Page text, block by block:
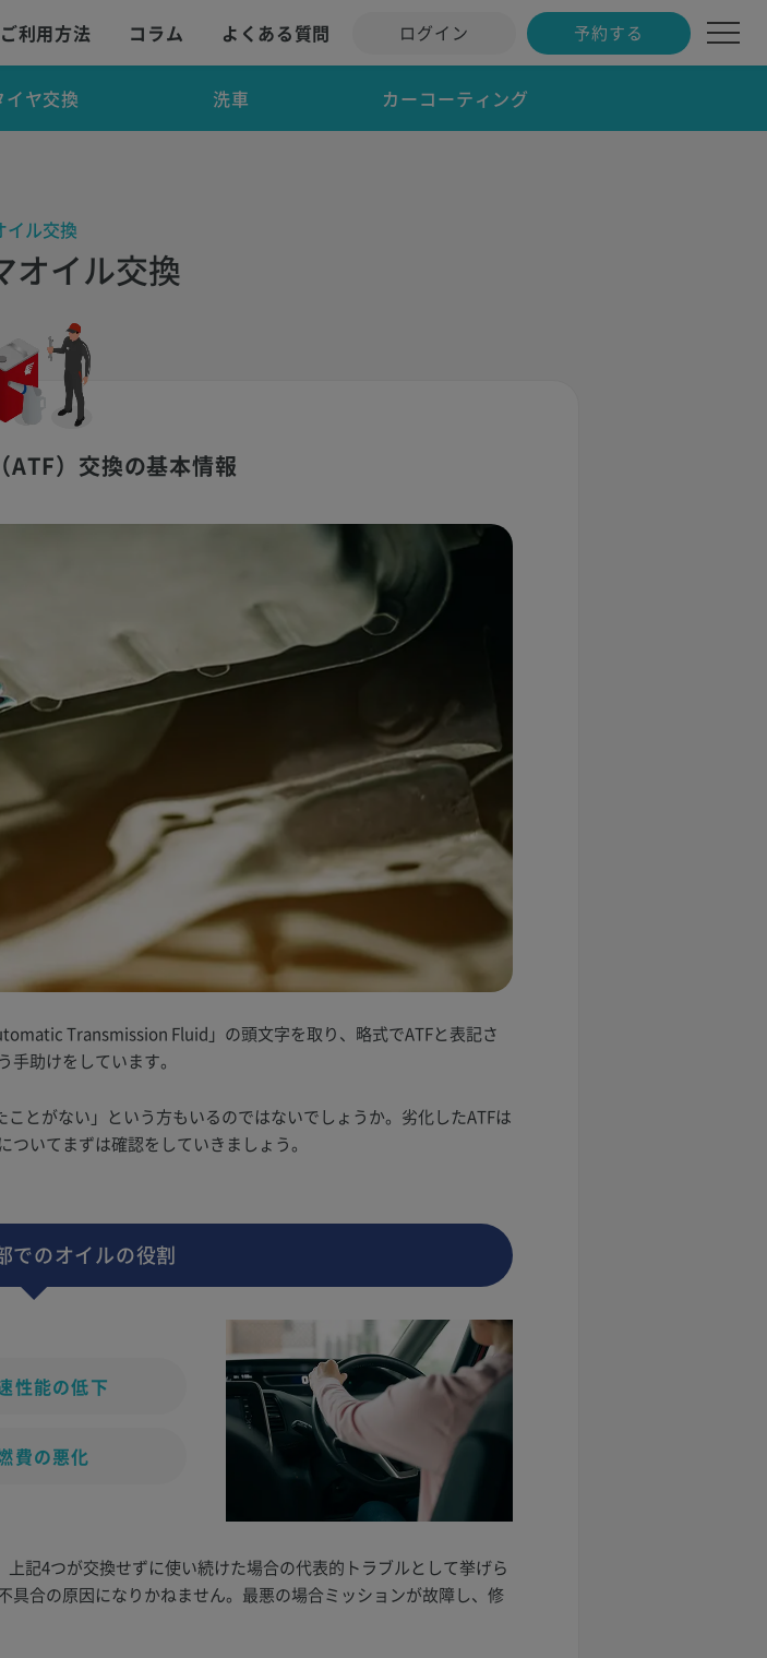
ご利用方法 コラム よくある質問 ログイン 予約する
イヤ交換 洗車 カーコーティング
イル交換
オイル交換
ATF）交換の基本情報
Transmission Fluid」の頭文字を取り、略式でATFと表記さ
助けをしています。
とがない」という方もいるのではないでしょうか。劣化したATFは
いてまずは確認をしていきましょう。
でのオイルの役割
性能の低下
費の悪化
記4つが交換せずに使い続けた場合の代表的トラブルとして挙げら
合の原因になりかねません。最悪の場合ミッションが故障し、修